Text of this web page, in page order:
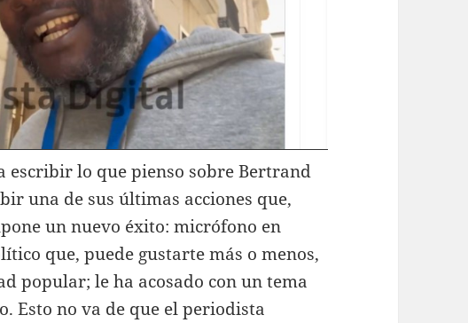
escribir lo que pienso sobre Bertrand
una de sus últimas acciones que,
un nuevo éxito: micrófono en
que, puede gustarte más o menos,
popular; le ha acosado con un tema
Esto no va de que el periodista